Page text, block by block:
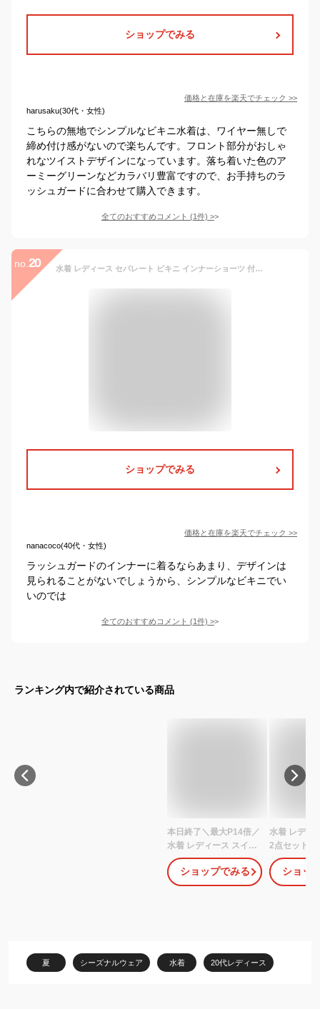
ショップでみる
価格と在庫を楽天でチェック >>
harusaku(30代・女性)
こちらの無地でシンプルなビキニ水着は、ワイヤー無しで
締め付け感がないので楽ちんです。フロント部分がおしゃ
れなツイストデザインになっています。落ち着いた色のア
ーミーグリーンなどカラバリ豊富ですので、お手持ちのラ
ッシュガードに合わせて購入できます。
全てのおすすめコメント (1件) >
no. 20 水着 レディース セパレート ビキニ インナーショーツ 付き VAXPOT(バックスポット) VA-4502 三角ビキニ ノンワイヤー パット 入り レディース水着 スイムウェア 女性用[返品交換不可]
ショップでみる
価格と在庫を楽天でチェック >>
nanacoco(40代・女性)
ラッシュガードのインナーに着るならあまり、デザインは
見られることがないでしょうから、シンプルなビキニでい
いのでは
全てのおすすめコメント (1件) >
ランキング内で紹介されている商品
本日終了＼最大P14倍／
水着 レディース スイム
ブラトップ【単品】
【自由の水着】パッド入
り セパレート シンプル
ティ水着 スイミング ヨ
ガ スポーツ マタニティ
ショップでみる
水着 レディ
2点セット
いい ビスチ
無地 ブラ シ
ーツ ワンカ
ショッ
夏 シーズナルウェア 水着 20代レディース